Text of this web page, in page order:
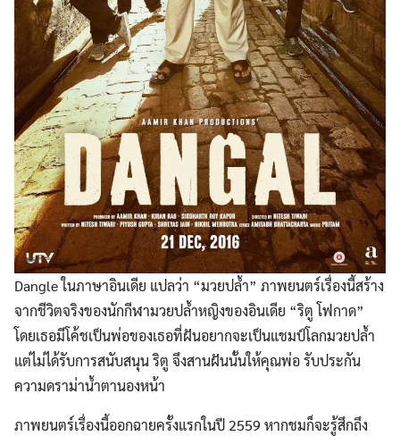
Dangle ในภาษาอินเดีย แปลว่า “มวยปล้ำ” ภาพยนตร์เรื่องนี้สร้าง
จากชีวิตจริงของนักกีฬามวยปล้ำหญิงของอินเดีย “ริตู โฟกาด”
โดยเธอมีโค้ชเป็นพ่อของเธอที่ฝันอยากจะเป็นแชมป์โลกมวยปล้ำ
แต่ไม่ได้รับการสนับสนุน ริตู จึงสานฝันนั้นให้คุณพ่อ รับประกัน
ความดราม่าน้ำตานองหน้า
ภาพยนตร์เรื่องนี้ออกฉายครั้งแรกในปี 2559 หากชมก็จะรู้สึกถึง